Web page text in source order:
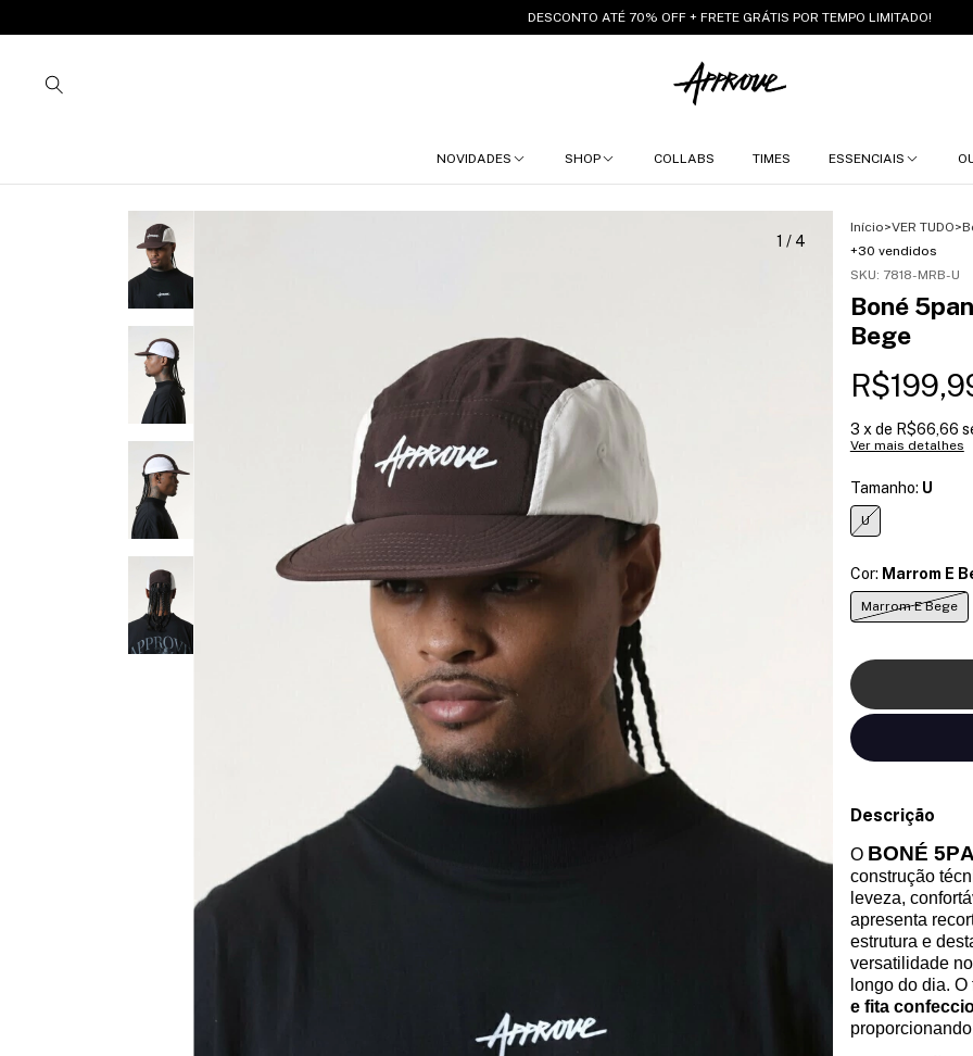
DESCONTO ATÉ 70% OFF + FRETE GRÁTIS POR TEMPO LIMITADO!
NOVIDADES SHOP COLLABS TIMES ESSENCIAIS
1 / 4
Início>VER TUDO>
+30 vendidos
SKU: 7818-MRB-U
Boné
Bege
3 x de R$66,66
Ver mais detalhes
Tamanho: U
U
Cor: Marrom E
Marrom E Bege
Descrição
O BONÉ
construção
leveza,
apresenta
estrutura e
versatilidade
longo do dia.
e fita